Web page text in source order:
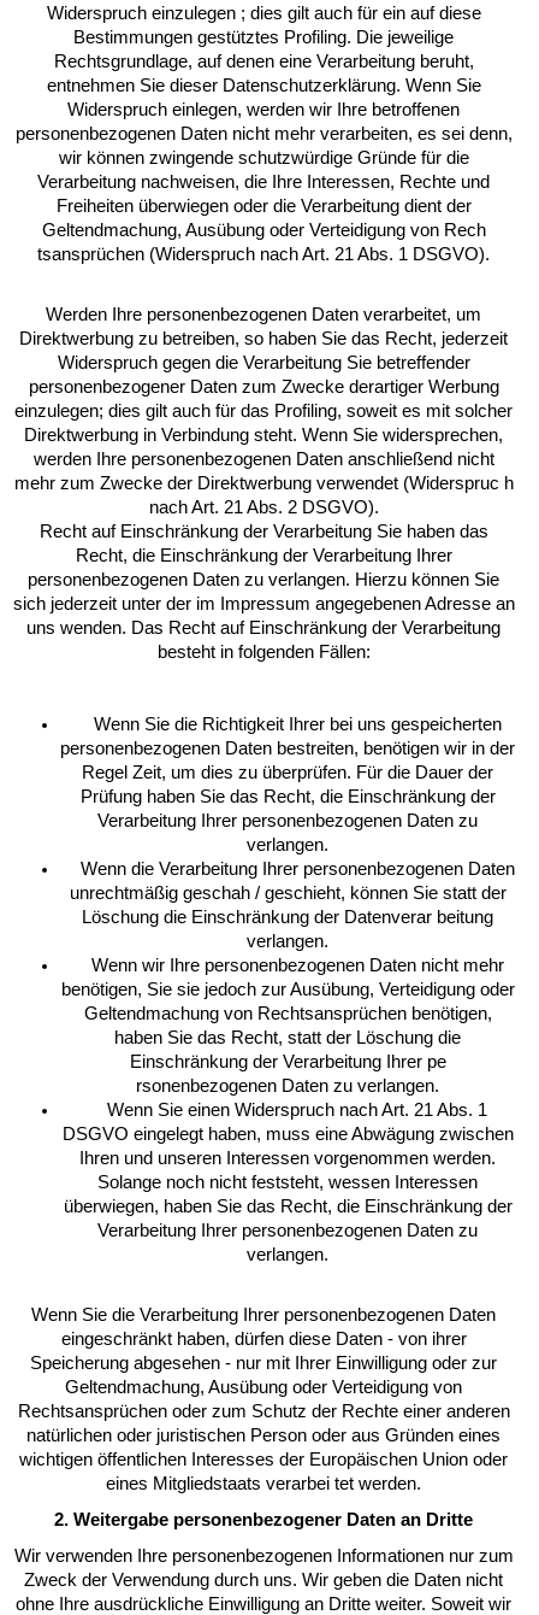
Widerspruch einzulegen ; dies gilt auch für ein auf diese
Bestimmungen gestütztes Profiling. Die jeweilige
Rechtsgrundlage, auf denen eine Verarbeitung beruht,
entnehmen Sie dieser Datenschutzerklärung. Wenn Sie
Widerspruch einlegen, werden wir Ihre betroffenen
personenbezogenen Daten nicht mehr verarbeiten, es sei denn,
wir können zwingende schutzwürdige Gründe für die
Verarbeitung nachweisen, die Ihre Interessen, Rechte und
Freiheiten überwiegen oder die Verarbeitung dient der
Geltendmachung, Ausübung oder Verteidigung von Rech
tsansprüchen (Widerspruch nach Art. 21 Abs. 1 DSGVO).
Werden Ihre personenbezogenen Daten verarbeitet, um
Direktwerbung zu betreiben, so haben Sie das Recht, jederzeit
Widerspruch gegen die Verarbeitung Sie betreffender
personenbezogener Daten zum Zwecke derartiger Werbung
einzulegen; dies gilt auch für das Profiling, soweit es mit solcher
Direktwerbung in Verbindung steht. Wenn Sie widersprechen,
werden Ihre personenbezogenen Daten anschließend nicht
mehr zum Zwecke der Direktwerbung verwendet (Widerspruc h
nach Art. 21 Abs. 2 DSGVO).
Recht auf Einschränkung der Verarbeitung Sie haben das
Recht, die Einschränkung der Verarbeitung Ihrer
personenbezogenen Daten zu verlangen. Hierzu können Sie
sich jederzeit unter der im Impressum angegebenen Adresse an
uns wenden. Das Recht auf Einschränkung der Verarbeitung
besteht in folgenden Fällen:
Wenn Sie die Richtigkeit Ihrer bei uns gespeicherten
personenbezogenen Daten bestreiten, benötigen wir in der
Regel Zeit, um dies zu überprüfen. Für die Dauer der
Prüfung haben Sie das Recht, die Einschränkung der
Verarbeitung Ihrer personenbezogenen Daten zu
verlangen.
Wenn die Verarbeitung Ihrer personenbezogenen Daten
unrechtmäßig geschah / geschieht, können Sie statt der
Löschung die Einschränkung der Datenverar beitung
verlangen.
Wenn wir Ihre personenbezogenen Daten nicht mehr
benötigen, Sie sie jedoch zur Ausübung, Verteidigung oder
Geltendmachung von Rechtsansprüchen benötigen,
haben Sie das Recht, statt der Löschung die
Einschränkung der Verarbeitung Ihrer pe
rsonenbezogenen Daten zu verlangen.
Wenn Sie einen Widerspruch nach Art. 21 Abs. 1
DSGVO eingelegt haben, muss eine Abwägung zwischen
Ihren und unseren Interessen vorgenommen werden.
Solange noch nicht feststeht, wessen Interessen
überwiegen, haben Sie das Recht, die Einschränkung der
Verarbeitung Ihrer personenbezogenen Daten zu
verlangen.
Wenn Sie die Verarbeitung Ihrer personenbezogenen Daten
eingeschränkt haben, dürfen diese Daten - von ihrer
Speicherung abgesehen - nur mit Ihrer Einwilligung oder zur
Geltendmachung, Ausübung oder Verteidigung von
Rechtsansprüchen oder zum Schutz der Rechte einer anderen
natürlichen oder juristischen Person oder aus Gründen eines
wichtigen öffentlichen Interesses der Europäischen Union oder
eines Mitgliedstaats verarbei tet werden.
2. Weitergabe personenbezogener Daten an Dritte
Wir verwenden Ihre personenbezogenen Informationen nur zum
Zweck der Verwendung durch uns. Wir geben die Daten nicht
ohne Ihre ausdrückliche Einwilligung an Dritte weiter. Soweit wir